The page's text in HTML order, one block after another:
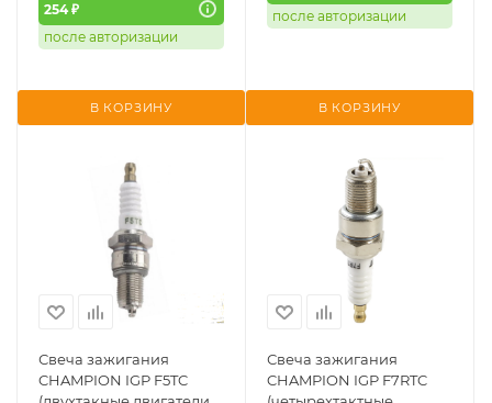
254 ₽
после авторизации
В КОРЗИНУ
после авторизации
В КОРЗИНУ
Свеча зажигания
CHAMPION IGP F5TC
Свеча зажигания
CHAMPION IGP F7RTC